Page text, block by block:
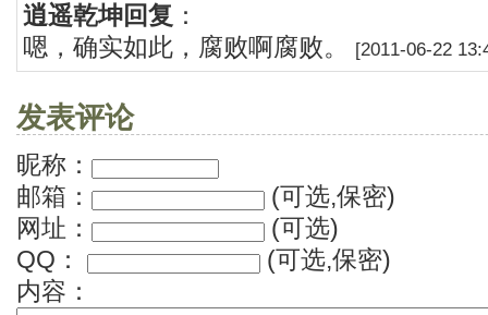
逍遥乾坤回复 ：
嗯，确实如此，腐败啊腐败。
[2011-06-22
发表评论
昵称：
邮箱：
(可选,保密)
网址：
(可选)
QQ：
(可选,保密)
内容：